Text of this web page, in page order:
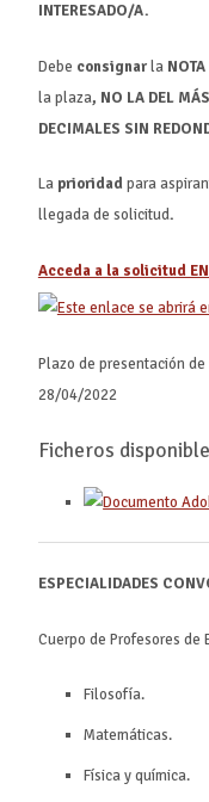
INTERESADO/A.
Debe consignarla
la plaza, NO LA DEL
DECIMALES SIN
Laprioridad para
llegada de solicitud.
Acceda a la solicitud EN
Plazo de presentación
28/04/2022
Ficheros
ESPECIALIDADES
Cuerpo de Profesores de
Filosofía.
Matemáticas.
Física y química.